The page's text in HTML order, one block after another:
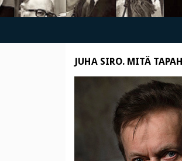
JUHA SIRO. MITÄ